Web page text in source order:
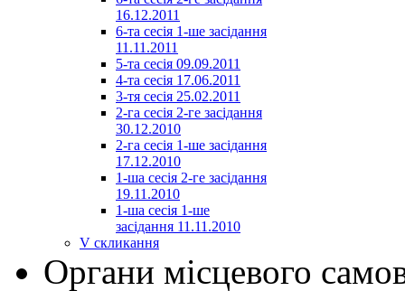
16.12.2011
6-та сесія 1-ше засідання
11.11.2011
5-та сесія 09.09.2011
4-та сесія 17.06.2011
3-тя сесія 25.02.2011
2-га сесія 2-ге засідання
30.12.2010
2-га сесія 1-ше засідання
17.12.2010
1-ша сесія 2-ге засідання
19.11.2010
1-ша сесія 1-ше
засідання 11.11.2010
V скликання
Органи місцевого